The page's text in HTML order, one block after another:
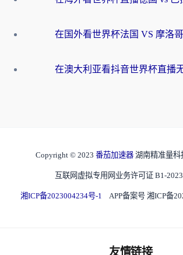
Copyright © 2023 番茄加速器 湖南精准量科
互联网虚拟专用网业务许可证 B1-
湘ICP备2023004234号-1 APP备案号 湘ICP备
友情链接